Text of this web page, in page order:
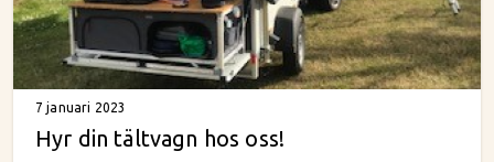
7 januari 2023
Hyr din tältvagn hos oss!